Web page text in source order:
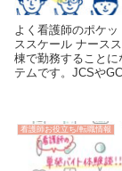
よく看護師のポケ
ススケール ナース
棟で勤務すること
テムです。JCSや
看護師お役立ち/転職情報